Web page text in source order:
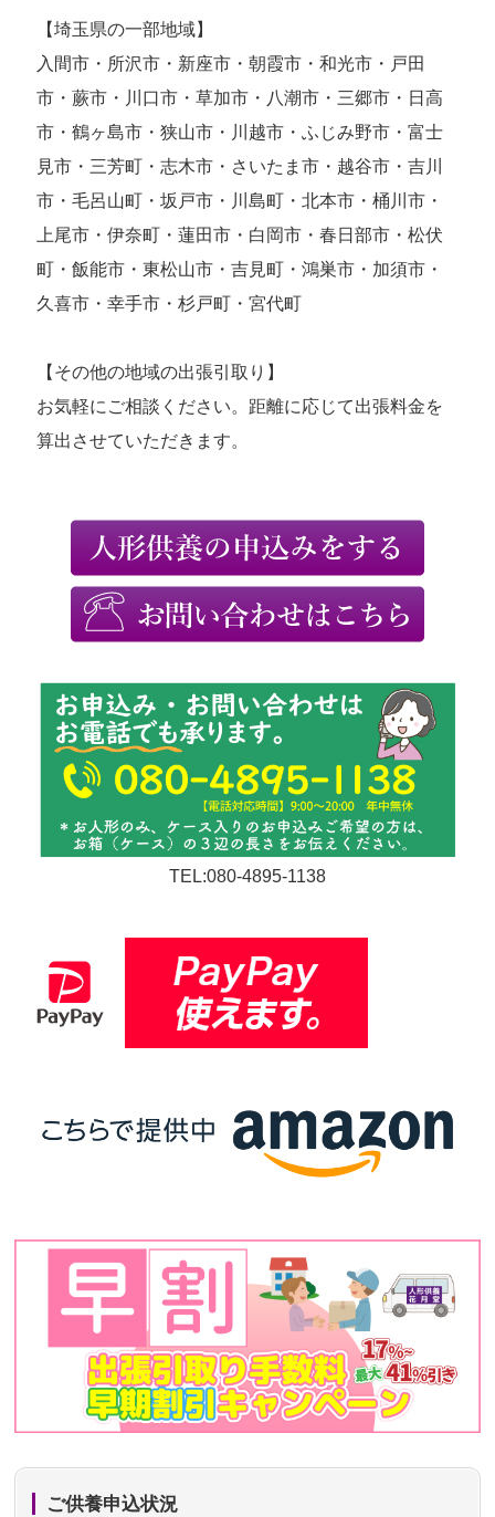
【埼玉県の一部地域】
入間市・所沢市・新座市・朝霞市・和光市・戸田
市・蕨市・川口市・草加市・八潮市・三郷市・日高
市・鶴ヶ島市・狭山市・川越市・ふじみ野市・富士
見市・三芳町・志木市・さいたま市・越谷市・吉川
市・毛呂山町・坂戸市・川島町・北本市・桶川市・
上尾市・伊奈町・蓮田市・白岡市・春日部市・松伏
町・飯能市・東松山市・吉見町・鴻巣市・加須市・
久喜市・幸手市・杉戸町・宮代町
【その他の地域の出張引取り】
お気軽にご相談ください。距離に応じて出張料金を
算出させていただきます。
TEL:080-4895-1138
ご供養申込状況